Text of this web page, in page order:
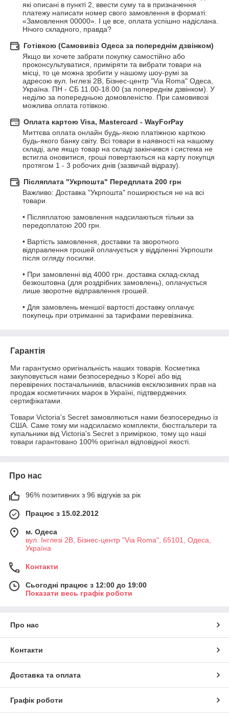
які описані в пункті 2, ввести суму та в призначення
платежу написати номер свого замовлення в форматі:
«Замовлення 00000». І це все, оплата успішно надіслана.
Нічого складного, правда?
Готівкою (Самовивіз Одеса за попереднім дзвінком)
Якщо ви хочете забрати покупку самостійно або
проконсультуватися, приміряти та вибрати товари на
місці, то це можна зробити у нашому шоу-румі за
адресою вул. Інглезі 2В, Бізнес-центр "Via Roma" Одеса,
Україна. ПН - СБ 11.00-18.00 (за попереднім дзвінком). У
неділю за попередньою домовленістю. При самовивозі
можлива оплата готівкою.
Оплата картою Visa, Mastercard - WayForPay
Миттєва оплата онлайн будь-якою платіжною карткою
будь-якого банку світу. Всі товари в наявності на нашому
складі, але якщо товар на складі закінчився і система не
встигла оновитися, гроші повертаються на карту покупця
протягом 1 - 3 робочих днів (зазвичай відразу).
Післяплата "Укрпошта" Передплата 200 грн
Важливо: Доставка "Укрпошта" поширюється не на всі
товари.
• Післяплатою замовлення надсилаються тільки за
передоплатою 200 грн.
• Вартість замовлення, доставки та зворотного
відправлення грошей оплачується у відділенні Укрпошти
після огляду посилки.
• При замовленні від 4000 грн. доставка склад-склад
безкоштовна (для роздрібних замовлень), оплачується
лише зворотне відправлення грошей.
• Для замовлень меншої вартості доставку оплачує
покупець при отриманні за тарифами перевізника.
Гарантія
Ми гарантуємо оригінальність наших товарів. Косметика
закуповується нами безпосередньо з Кореї або від
перевірених постачальників, власників ексклюзивних прав на
продаж косметичних марок в Україні, підтверджених
сертифікатами.
Товари Victoria's Secret замовляються нами безпосередньо із
США. Саме тому ми надсилаємо комплекти, бюстгальтери та
купальники від Victoria's Secret з приміркою, тому що наші
товари гарантовано 100% оригінал відповідної якості.
Про нас
96% позитивних з 96 відгуків за рік
Працює з 15.02.2012
м. Одеса
вул. Інглезі 2В, Бізнес-центр "Via Roma", 65101, Одеса,
Україна
Контакти
Сьогодні працює з 12:00 до 19:00
Показати весь графік роботи
Про нас
Контакти
Доставка та оплата
Графік роботи